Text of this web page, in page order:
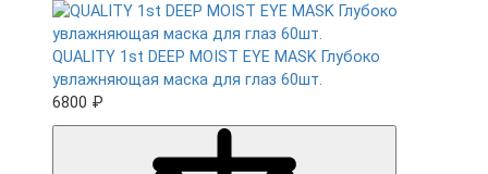
QUALITY 1st DEEP MOIST EYE MASK Глубоко
увлажняющая маска для глаз 60шт.
6800 ₽